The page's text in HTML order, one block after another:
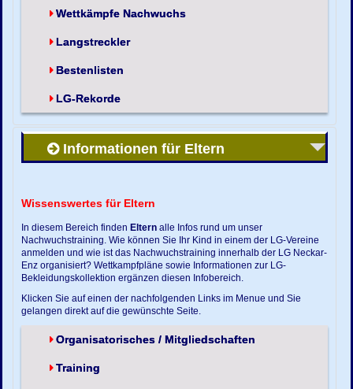
Wettkämpfe Nachwuchs
Langstreckler
Bestenlisten
LG-Rekorde
Informationen für Eltern
Wissenswertes für Eltern
In diesem Bereich finden Eltern alle Infos rund um unser
Nachwuchstraining. Wie können Sie Ihr Kind in einem der LG-Vereine
anmelden und wie ist das Nachwuchstraining innerhalb der LG Neckar-
Enz organisiert? Wettkampfpläne sowie Informationen zur LG-
Bekleidungskollektion ergänzen diesen Infobereich.
Klicken Sie auf einen der nachfolgenden Links im Menue und Sie
gelangen direkt auf die gewünschte Seite.
Organisatorisches / Mitgliedschaften
Training